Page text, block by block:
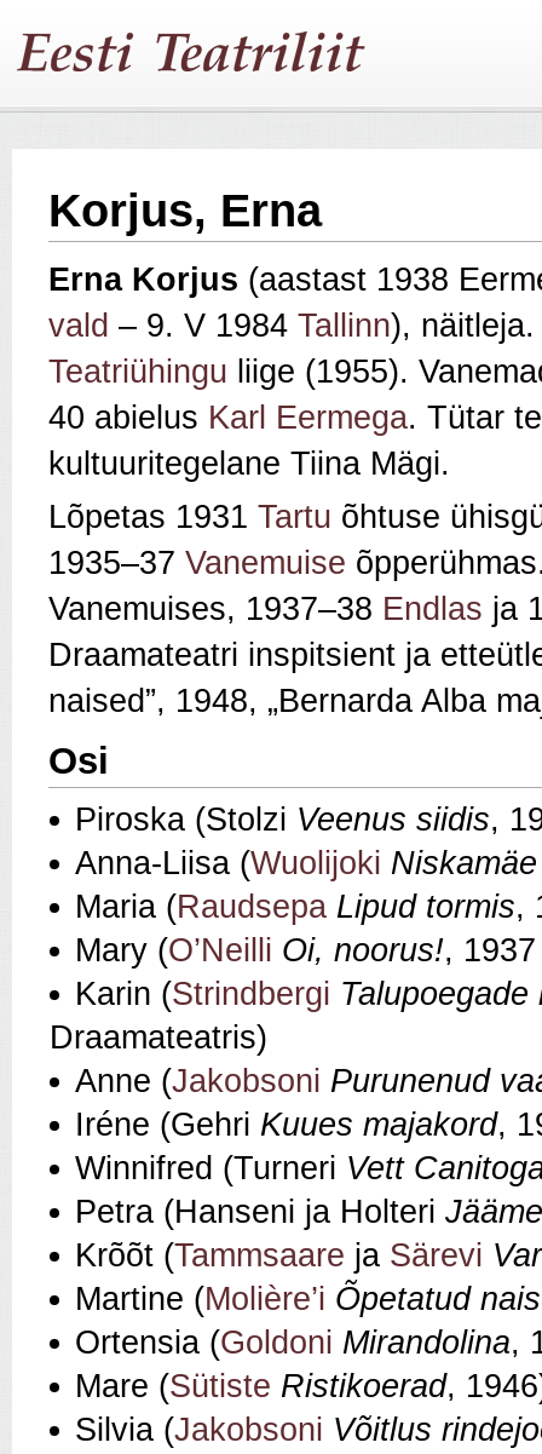
Korjus, Erna
Erna Korjus (aastast 1938
vald – 9. V 1984 Tallinn),
Teatriühingu liige (1955).
40 abielus Karl Eermega. Tütar
kultuuritegelane Tiina Mägi.
Lõpetas 1931 Tartu õhtuse
1935–37 Vanemuise
Vanemuises, 1937–38 Endlas ja
Draamateatri inspitsient ja
naised”, 1948, „Bernarda Alba
Osi
Piroska (Stolzi Veenus siidis,
Anna-Liisa (Wuolijoki
Maria (Raudsepa Lipud tormis,
Mary (O’Neilli Oi, noorus!,
Karin (Strindbergi
Draamateatris)
Anne (Jakobsoni Purunenud
Iréne (Gehri Kuues majakord,
Winnifred (Turneri Vett
Petra (Hanseni ja Holteri
Krõõt (Tammsaare ja Särevi
Martine (Molière’i Õpetatud
Ortensia (Goldoni Mirandolina,
Mare (Sütiste Ristikoerad,
Silvia (Jakobsoni Võitlus